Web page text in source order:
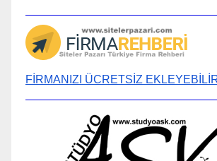
FİRMANIZI ÜCRETSİZ